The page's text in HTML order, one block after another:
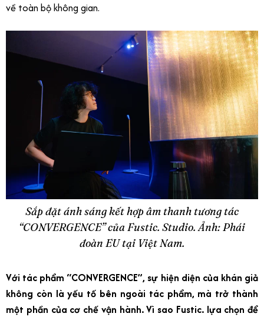
về toàn bộ không gian.
Sắp đặt ánh sáng kết hợp âm thanh tương tác
“CONVERGENCE” của Fustic. Studio. Ảnh: Phái
đoàn EU tại Việt Nam.
Với tác phẩm “CONVERGENCE”, sự hiện diện của khán giả
không còn là yếu tố bên ngoài tác phẩm, mà trở thành
một phần của cơ chế vận hành. Vì sao Fustic. lựa chọn để